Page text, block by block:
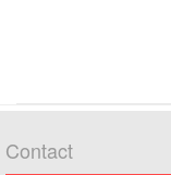
Contact